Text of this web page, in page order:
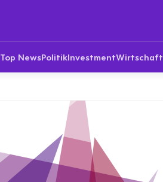
Top NewsPolitikInvestmentWirtschaft